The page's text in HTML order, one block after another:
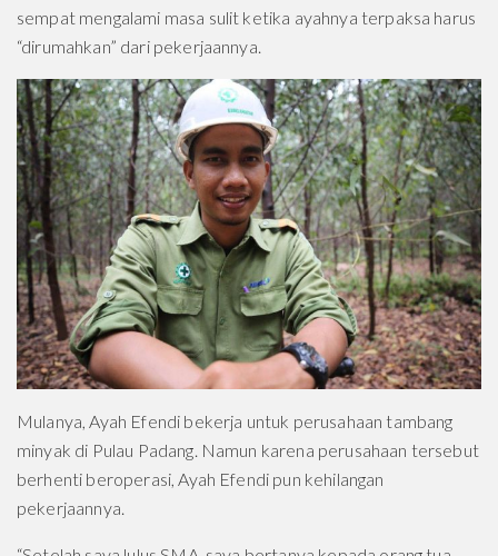
sempat mengalami masa sulit ketika ayahnya terpaksa harus
“dirumahkan” dari pekerjaannya.
Mulanya, Ayah Efendi bekerja untuk perusahaan tambang
minyak di Pulau Padang. Namun karena perusahaan tersebut
berhenti beroperasi, Ayah Efendi pun kehilangan
pekerjaannya.